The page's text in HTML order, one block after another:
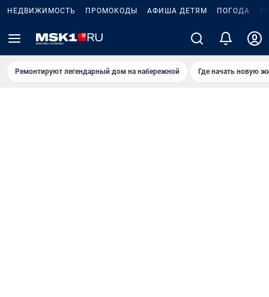
НЕДВИЖИМОСТЬ ПРОМОКОДЫ АФИША ДЕТЯМ ПОГОДА
Ремонтируют легендарный дом на набережной Где начать новую